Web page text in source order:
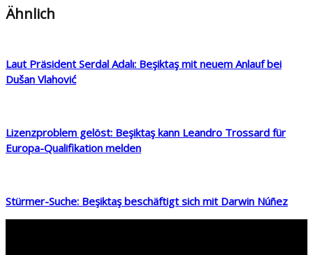
Ähnlich
Laut Präsident Serdal Adalı: Beşiktaş mit neuem Anlauf bei
Dušan Vlahović
Lizenzproblem gelöst: Beşiktaş kann Leandro Trossard für
Europa-Qualifikation melden
Stürmer-Suche: Beşiktaş beschäftigt sich mit Darwin Núñez